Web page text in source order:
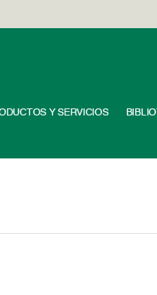
Y SERVICIOS